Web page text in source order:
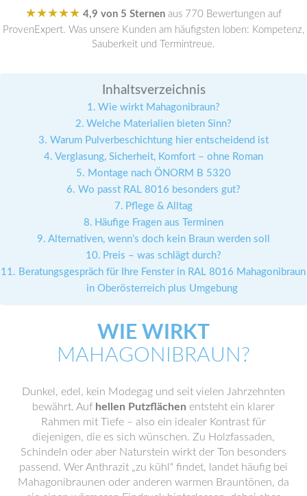
★★★★★ 4,9 von 5 Sternen aus 770 Bewertungen auf
ProvenExpert. Was unsere Kunden am häufigsten loben: Kompetenz,
Sauberkeit und Termintreue.
Inhaltsverzeichnis
Wie wirkt Mahagonibraun?
Welche Materialien bieten Sinn?
Warum Pulverbeschichtung hier entscheidend ist
Verglasung, Sicherheit, Komfort – ohne Roman
Montage nach ÖNORM B 5320
Wo passt RAL 8016 besonders gut?
Pflege & Alltag
Häufige Fragen aus Terminen
Alternativen, wenn’s doch kein Braun werden soll
Preis – was schlägt durch?
Beratungsgespräch für Ihre Fenster in RAL 8016 Mahagonibraun
in Oberösterreich plus Umgebung
WIE WIRKT
MAHAGONIBRAUN?
Dunkel, edel, kein Modegag und seit vielen Jahrzehnten
bewährt. Auf hellen Putzflächen entsteht ein klarer
Rahmen mit Tiefe – also ein idealer Kontrast für
diejenigen, die es sich wünschen. Zu Holzfassaden,
Schindeln oder aber Naturstein wirkt der Ton besonders
passend. Wer Anthrazit „zu kühl“ findet, landet häufig bei
Mahagonibraunen oder anderen warmen Brauntönen, da